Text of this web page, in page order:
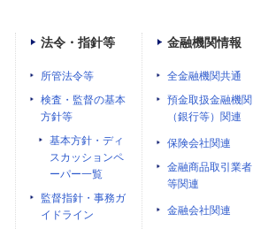
法令・指針等
所管法令等
検査・監督の基本
方針等
基本方針・ディ
スカッションペ
ーパー一覧
監督指針・事務ガ
イドライン
金融機関情報
全金融機関共通
預金取扱金融機関
（銀行等）関連
保険会社関連
金融商品取引業者
等関連
金融会社関連